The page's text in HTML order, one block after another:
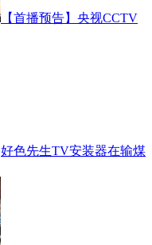
【首播预告】央视CCTV
好色先生TV安装器在输煤